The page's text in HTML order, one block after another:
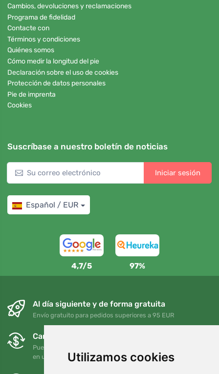
Utilizamos cookies
Cambios, devoluciones y reclamaciones
Programa de fidelidad
Contacte con
Términos y condiciones
Quiénes somos
Cómo medir la longitud del pie
Declaración sobre el uso de cookies
Protección de datos personales
Pie de imprenta
Cookies
Suscríbase a nuestro boletín de noticias
Iniciar sesión
Español / EUR
4,7/5 97%
Al día siguiente y de forma gratuita
Envío gratuito para pedidos superiores a 95 EUR
Cambios y devoluciones gratuitos
Puede devolver o cambiar su pedido en cualquier momento
en un plazo de 90 días